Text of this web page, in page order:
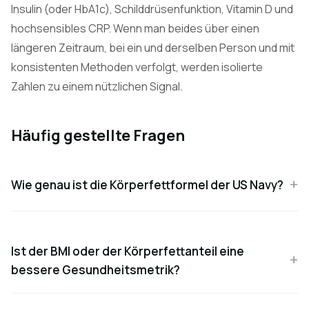
Insulin (oder HbA1c), Schilddrüsenfunktion, Vitamin D und
hochsensibles CRP. Wenn man beides über einen
längeren Zeitraum, bei ein und derselben Person und mit
konsistenten Methoden verfolgt, werden isolierte
Zahlen zu einem nützlichen Signal.
Häufig gestellte Fragen
Wie genau ist die Körperfettformel der US Navy?
Ist der BMI oder der Körperfettanteil eine
bessere Gesundheitsmetrik?